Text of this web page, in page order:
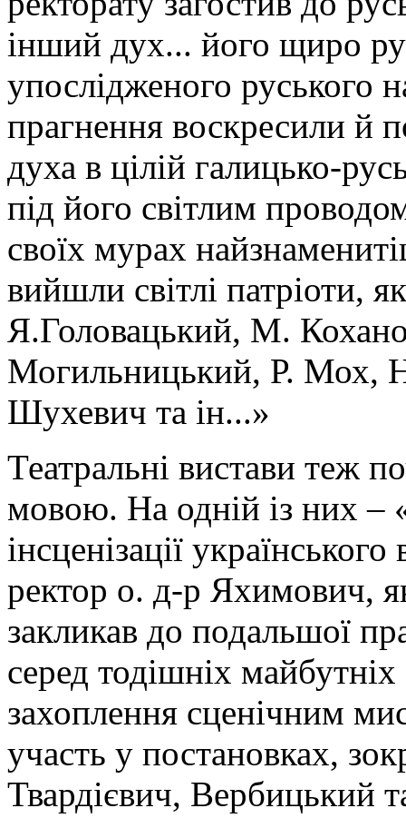
інший дух... його щиро
упослідженого руського
прагнення воскресили й
духа в цілій галицько-
під його світлим
своїх мурах
вийшли світлі
Я.Головацький, М.
Могильницький, Р. Мох,
Шухевич та ін...»
Театральні вистави теж
мовою. На одній із них –
інсценізації
ректор о. д-р Яхимович,
закликав до подальшої
серед тодішніх
захоплення сценічним
участь у постановках,
Твардієвич, Вербицький